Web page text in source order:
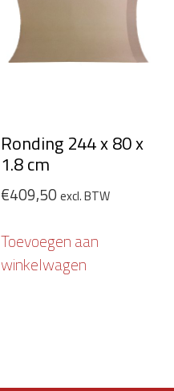
Ronding 244 x 80 x
1.8 cm
€409,50 excl. BTW
Toevoegen aan
winkelwagen